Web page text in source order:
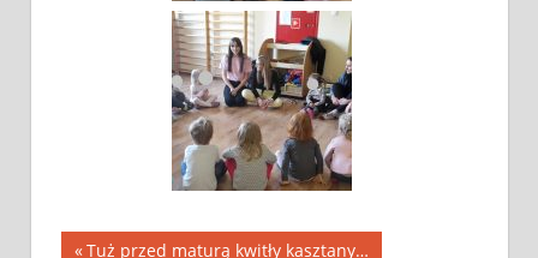
Tuż przed maturą kwitły kasztany…